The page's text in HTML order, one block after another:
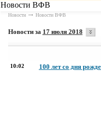
Новости ВФВ
Новости Новости ВФВ
Новости за 17 июля 2018
10:02 100 лет со дня